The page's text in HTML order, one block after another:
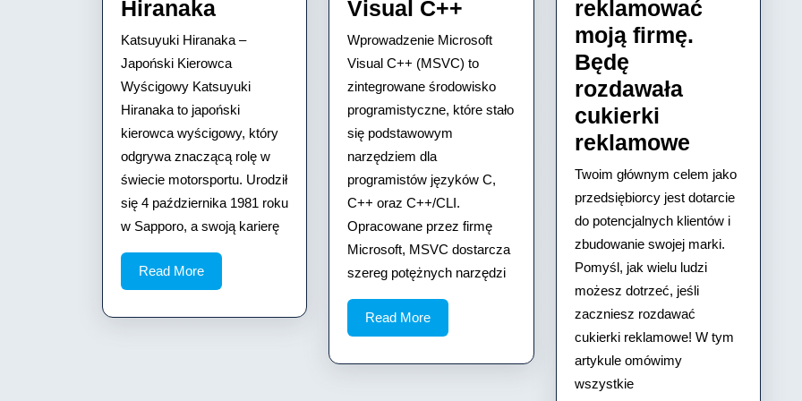
HiranakaKatsuyuki
Hiranaka
Katsuyuki Hiranaka –
Japoński Kierowca
Wyścigowy Katsuyuki
Hiranaka to japoński
kierowca wyścigowy, który
odgrywa znaczącą rolę w
świecie motorsportu. Urodził
się 4 października 1981 roku
w Sapporo, a swoją karierę
Read MoreRead
More
Visual C++
Visual
C++
Wprowadzenie Microsoft
Visual C++ (MSVC) to
zintegrowane środowisko
programistyczne, które stało
się podstawowym
narzędziem dla
programistów języków C,
C++ oraz C++/CLI.
Opracowane przez firmę
Microsoft, MSVC dostarcza
szereg potężnych narzędzi
Read MoreRead
More
reklamować
moją firmę.
Będę
rozdawała
cukierki
reklamoweDziś
będziemy
moją
firmę.
Będę
rozdawała
cukierki
Twoim głównym celem jako
przedsiębiorcy jest dotarcie
do potencjalnych klientów i
zbudowanie swojej marki.
Pomyśl, jak wielu ludzi
możesz dotrzeć, jeśli
zaczniesz rozdawać
cukierki reklamowe! W tym
artykule omówimy
wszystkie